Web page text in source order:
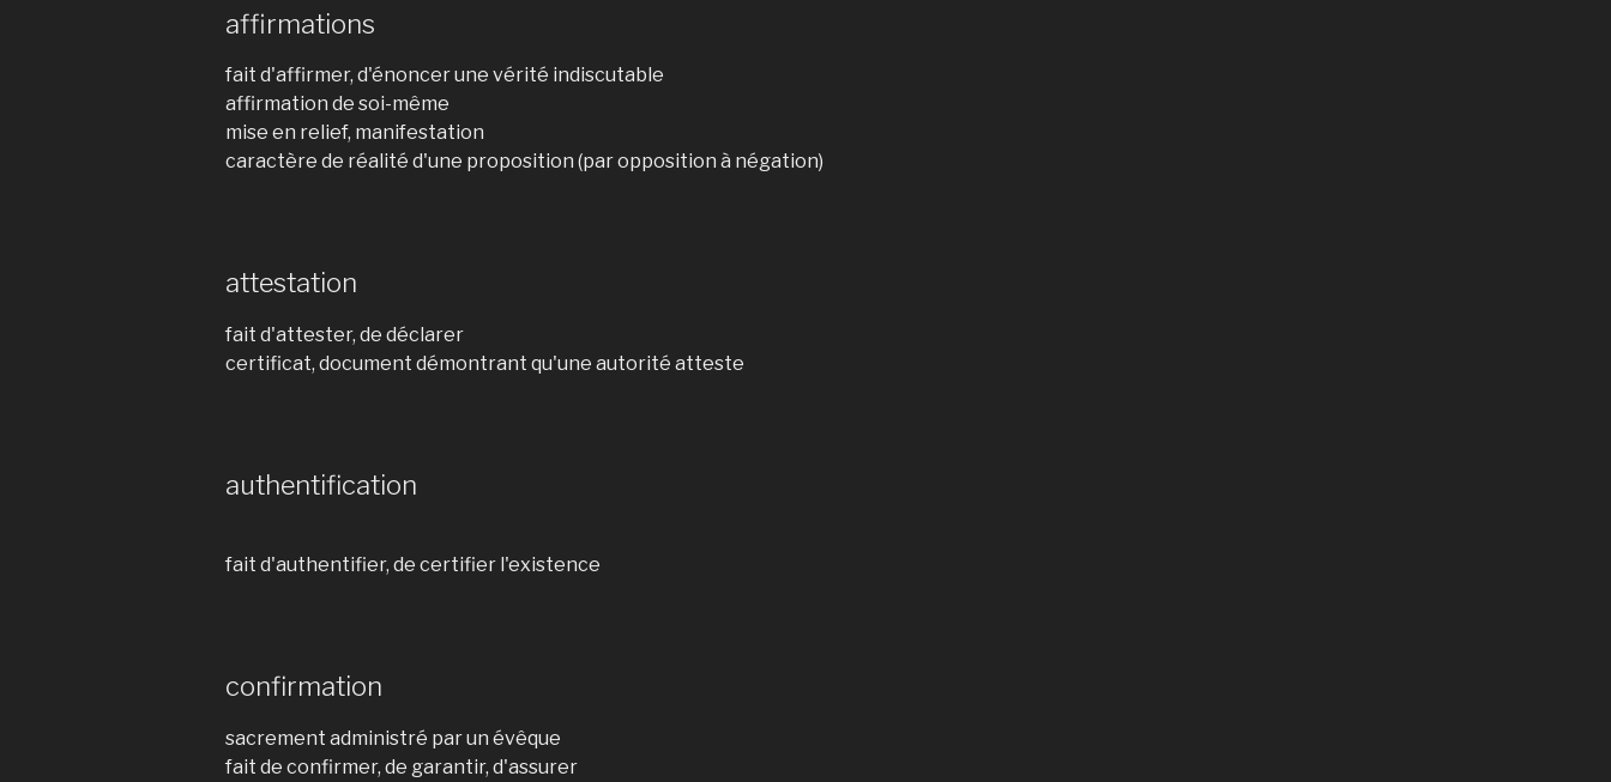
affirmations
fait d'affirmer, d'énoncer une vérité indiscutable
affirmation de soi-même
mise en relief, manifestation
caractère de réalité d'une proposition (par opposition à négation)
attestation
fait d'attester, de déclarer
certificat, document démontrant qu'une autorité atteste
authentification
fait d'authentifier, de certifier l'existence
confirmation
sacrement administré par un évêque
fait de confirmer, de garantir, d'assurer